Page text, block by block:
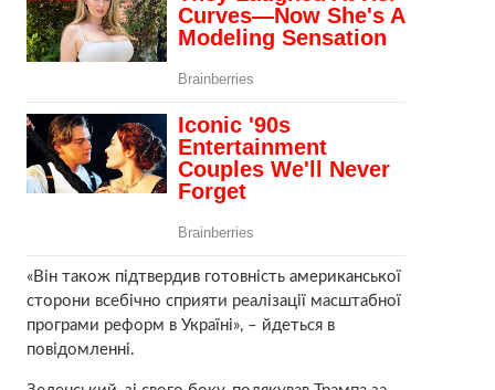
«Він також підтвердив готовність американської
сторони всебічно сприяти реалізації масштабної
програми реформ в Україні», – йдеться в
повідомленні.